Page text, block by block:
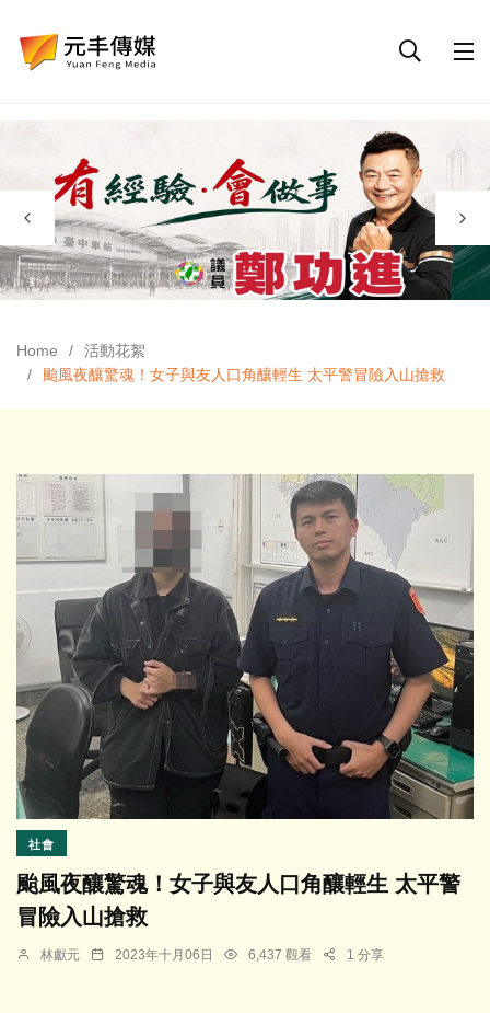
Home
活動花絮
颱風夜釀驚魂！女子與友人口角釀輕生 太平警冒險入山搶救
社會
颱風夜釀驚魂！女子與友人口角釀輕生 太平警
冒險入山搶救
林獻元 2023年十月06日 6,437 觀看 1 分享